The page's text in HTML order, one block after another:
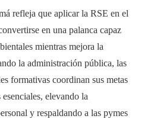
refleja que aplicar la RSE en el
en una palanca capaz
mientras mejora la
la administración pública, las
formativas coordinan sus metas
elevando la
y respaldando a las pymes